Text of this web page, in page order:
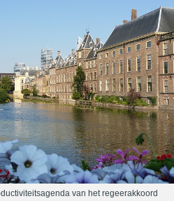
van het regeerakkoord